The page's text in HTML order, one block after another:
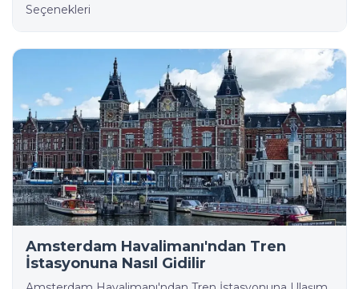
Seçenekleri
Amsterdam Havalimanı'ndan Tren
İstasyonuna Nasıl Gidilir